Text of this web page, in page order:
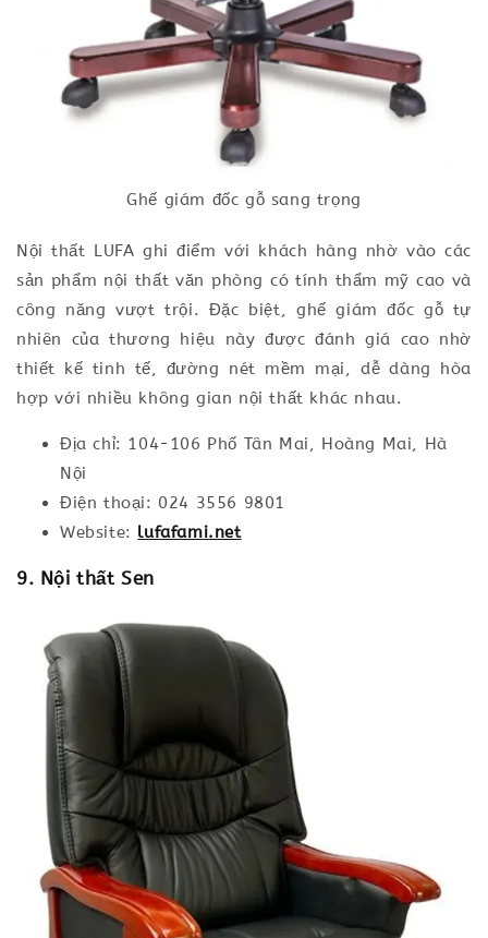
Ghế giám đốc gỗ sang trọng
Nội thất LUFA ghi điểm với khách hàng nhờ vào các
sản phẩm nội thất văn phòng có tính thẩm mỹ cao và
công năng vượt trội. Đặc biệt, ghế giám đốc gỗ tự
nhiên của thương hiệu này được đánh giá cao nhờ
thiết kế tinh tế, đường nét mềm mại, dễ dàng hòa
hợp với nhiều không gian nội thất khác nhau.
Địa chỉ: 104-106 Phố Tân Mai, Hoàng Mai, Hà
Nội
Điện thoại: 024 3556 9801
Website: lufafami.net
9. Nội thất Sen